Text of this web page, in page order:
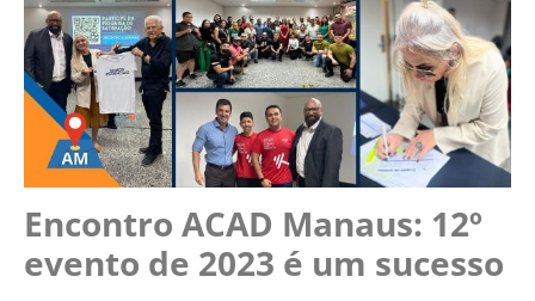
Encontro ACAD Manaus: 12º
evento de 2023 é um sucesso